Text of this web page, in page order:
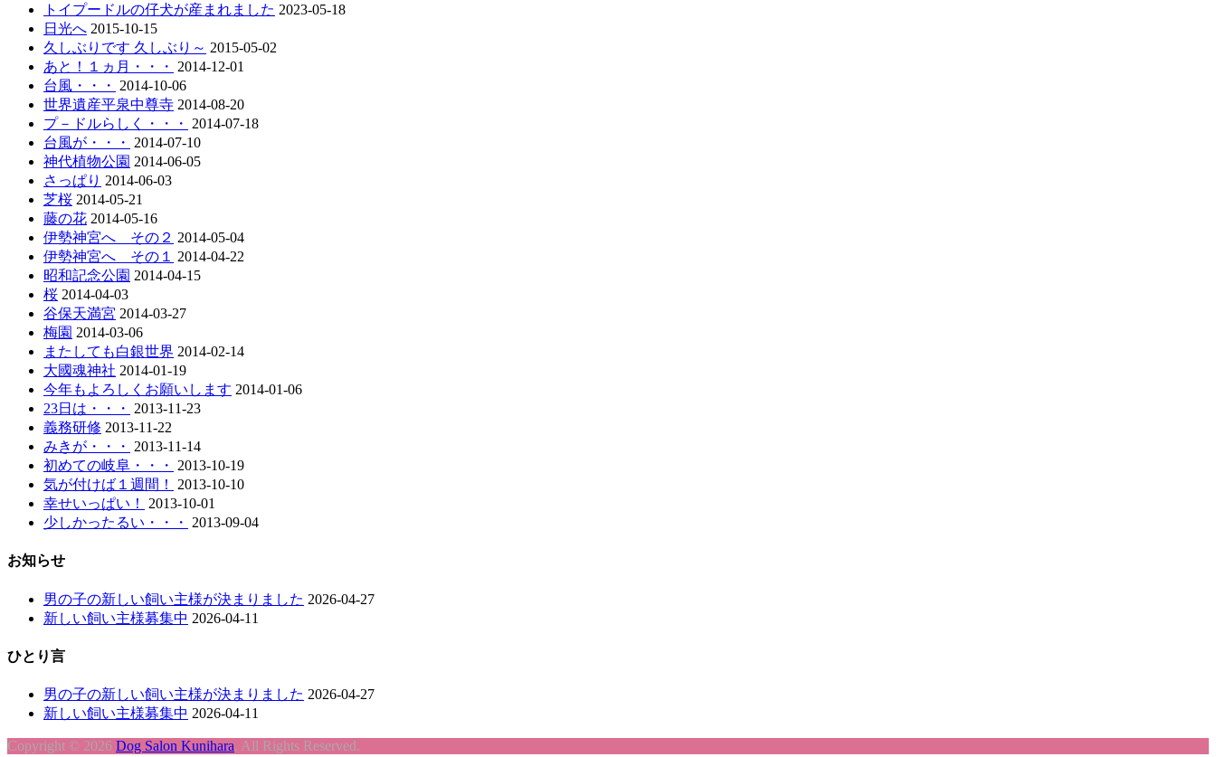
トイプードルの仔犬が産まれました 2023-05-18
日光へ 2015-10-15
久しぶりです 久しぶり～ 2015-05-02
あと！１ヵ月・・・
2014-12-01
台風・・・
2014-10-06
世界遺産平泉中尊寺 2014-08-20
プ－ドルらしく・・・
2014-07-18
台風が・・・
2014-07-10
神代植物公園 2014-06-05
さっぱり 2014-06-03
芝桜 2014-05-21
藤の花 2014-05-16
伊勢神宮へ その２ 2014-05-04
伊勢神宮へ その１
2014-04-22
昭和記念公園 2014-04-15
桜 2014-04-03
谷保天満宮 2014-03-27
梅園 2014-03-06
またしても白銀世界 2014-02-14
大國魂神社 2014-01-19
今年もよろしくお願いします 2014-01-06
23日は・・・
2013-11-23
義務研修 2013-11-22
みきが・・・
2013-11-14
初めての岐阜・・・
2013-10-19
気が付けば１週間！
2013-10-10
幸せいっぱい！
2013-10-01
少しかったるい・・・
2013-09-04
お知らせ
男の子の新しい飼い主様が決まりました 2026-04-27
新しい飼い主様募集中 2026-04-11
ひとり言
男の子の新しい飼い主様が決まりました 2026-04-27
新しい飼い主様募集中 2026-04-11
Copyright © 2026 Dog Salon Kunihara. All Rights Reserved.